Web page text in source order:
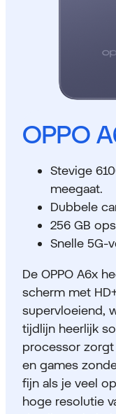
OPPO
Stevige
meegaat.
Dubbele
256 GB
Snelle 5G-
De OPPO A6x
scherm met
supervloeiend,
tijdlijn heerlijk
processor
en games
fijn als je veel
hoge resolutie